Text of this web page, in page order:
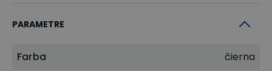
PARAMETRE
Farba čierna